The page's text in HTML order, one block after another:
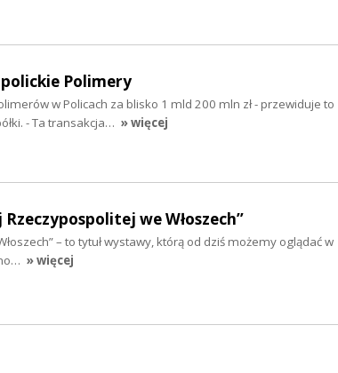
Polimery
w Policach za blisko 1 mld 200 mln zł - przewiduje to
- Ta transakcja… » więcej
we Włoszech”
– to tytuł wystawy, którą od dziś możemy oglądać w
» więcej